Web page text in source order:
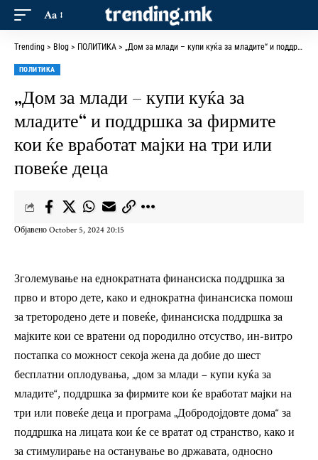
Aa
Trending > Blog > ПОЛИТИКА > „Дом за млади – купи куќа за младите“ и поддршка за фирмите кои ќе вработат мајки на три или повеќе деца
ПОЛИТИКА
„Дом за млади – купи куќа за
младите“ и поддршка за фирмите
кои ќе вработат мајки на три или
повеќе деца
Објавено October 5, 2024 20:15
Зголемување на еднократната финансиска поддршка за
прво и второ дете, како и еднократна финансиска помош
за третородено дете и повеќе, финансиска поддршка за
мајките кои се вратени од породилно отсуство, ин-витро
постапка со можност секоја жена да добие до шест
бесплатни оплодувања, „дом за млади – купи куќа за
младите“, поддршка за фирмите кои ќе вработат мајки на
три или повеќе деца и програма „Добродојдовте дома“ за
поддршка на лицата кои ќе се вратат од странство, како и
за стимулирање на останување во државата, односно